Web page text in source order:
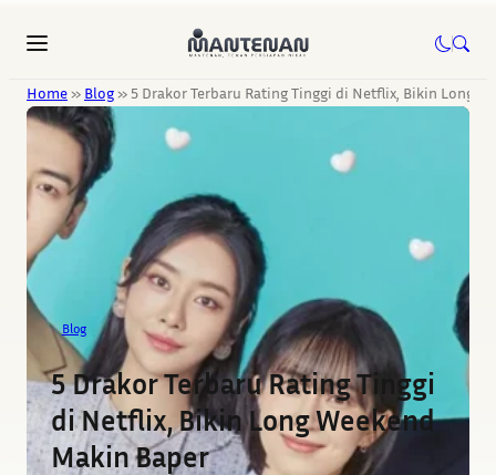
Home » Blog » 5 Drakor Terbaru Rating Tinggi di Netflix, Bikin Long
Blog
5 Drakor Terbaru Rating Tinggi
di Netflix, Bikin Long Weekend
Makin Baper